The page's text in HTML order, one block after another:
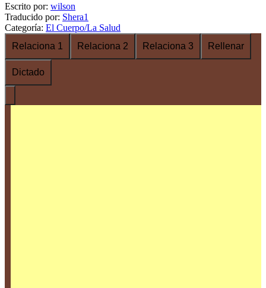
Escrito por: wilson
Traducido por: Shera1
Categoría: El Cuerpo/La Salud
Relaciona 1
Relaciona 2 Relaciona 3 Rellenar
Dictado